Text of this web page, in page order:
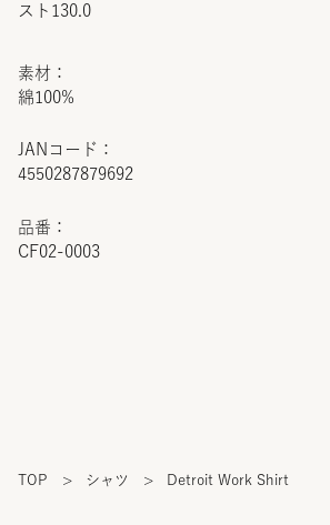
JANコード：
4550287879692
品番：
CF02-0003
スト130.0
素材：
綿100%
TOP > シャツ > Detroit Work Shirt